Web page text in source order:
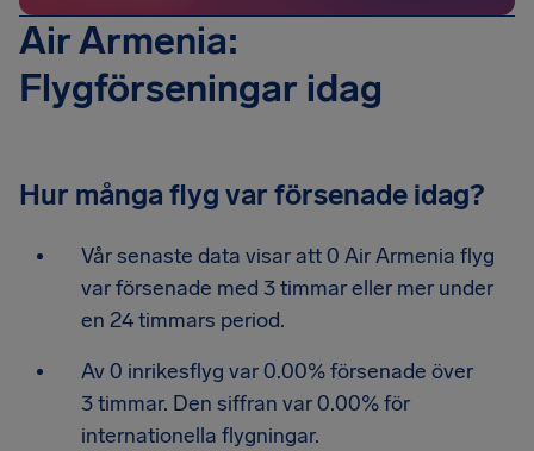
Air Armenia:
Flygförseningar idag
Hur många flyg var försenade idag?
Vår senaste data visar att 0 Air Armenia flyg
var försenade med 3 timmar eller mer under
en 24 timmars period.
Av 0 inrikesflyg var 0.00% försenade över
3 timmar. Den siffran var 0.00% för
internationella flygningar.